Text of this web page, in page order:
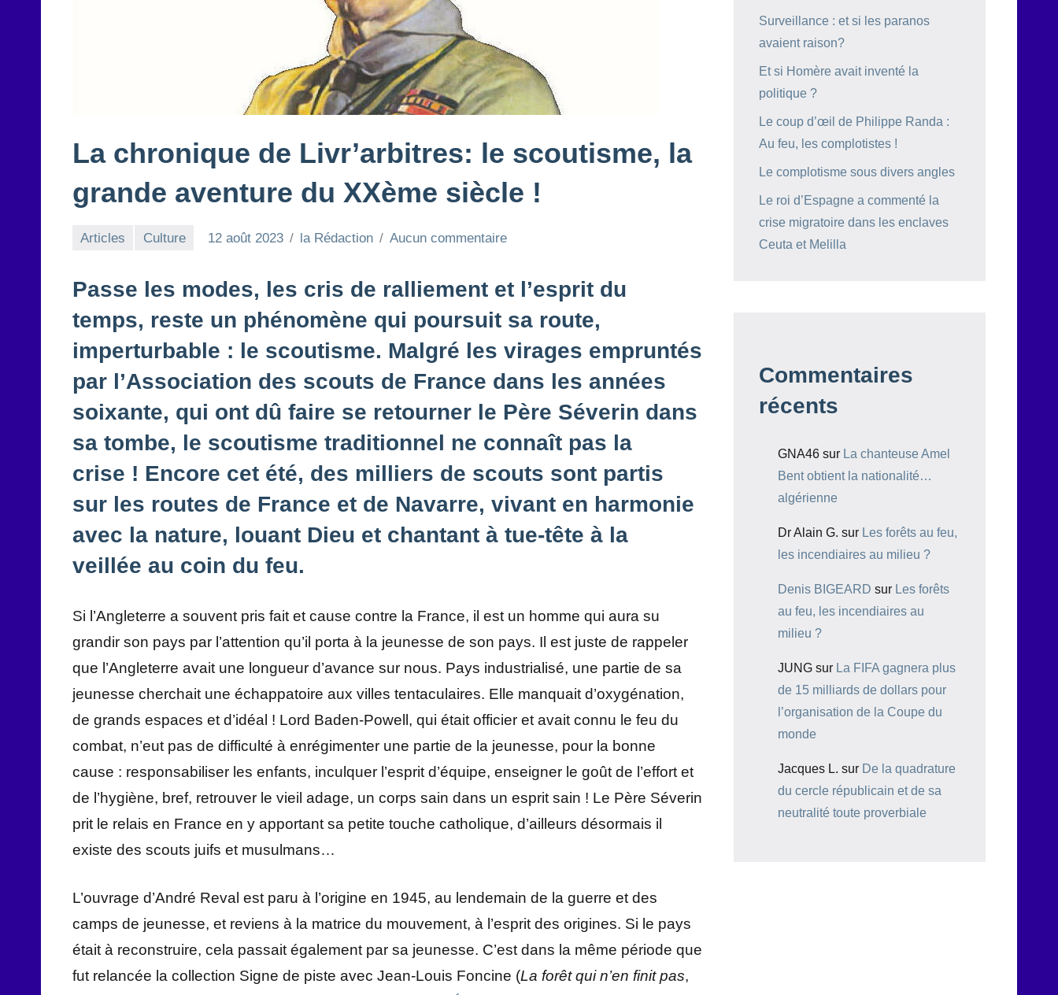
La chronique de Livr’arbitres: le scoutisme, la
grande aventure du XXème siècle !
Articles Culture 12 août 2023 la Rédaction Aucun commentaire
Passe les modes, les cris de ralliement et l’esprit du
temps, reste un phénomène qui poursuit sa route,
imperturbable : le scoutisme. Malgré les virages empruntés
par l’Association des scouts de France dans les années
soixante, qui ont dû faire se retourner le Père Séverin dans
sa tombe, le scoutisme traditionnel ne connaît pas la
crise ! Encore cet été, des milliers de scouts sont partis
sur les routes de France et de Navarre, vivant en harmonie
avec la nature, louant Dieu et chantant à tue-tête à la
veillée au coin du feu.
Si l’Angleterre a souvent pris fait et cause contre la France, il est un homme qui aura su
grandir son pays par l’attention qu’il porta à la jeunesse de son pays. Il est juste de rappeler
que l’Angleterre avait une longueur d’avance sur nous. Pays industrialisé, une partie de sa
jeunesse cherchait une échappatoire aux villes tentaculaires. Elle manquait d’oxygénation,
de grands espaces et d’idéal ! Lord Baden-Powell, qui était officier et avait connu le feu du
combat, n’eut pas de difficulté à enrégimenter une partie de la jeunesse, pour la bonne
cause : responsabiliser les enfants, inculquer l’esprit d’équipe, enseigner le goût de l’effort et
de l’hygiène, bref, retrouver le vieil adage, un corps sain dans un esprit sain ! Le Père Séverin
prit le relais en France en y apportant sa petite touche catholique, d’ailleurs désormais il
existe des scouts juifs et musulmans…
L’ouvrage d’André Reval est paru à l’origine en 1945, au lendemain de la guerre et des
camps de jeunesse, et reviens à la matrice du mouvement, à l’esprit des origines. Si le pays
était à reconstruire, cela passait également par sa jeunesse. C’est dans la même période que
fut relancée la collection Signe de piste avec Jean-Louis Foncine (La forêt qui n’en finit pas,
Surveillance : et si les paranos
avaient raison?
Et si Homère avait inventé la
politique ?
Le coup d’œil de Philippe Randa :
Au feu, les complotistes !
Le complotisme sous divers angles
Le roi d’Espagne a commenté la
crise migratoire dans les enclaves
Ceuta et Melilla
Commentaires
récents
GNA46 sur La chanteuse Amel
Bent obtient la nationalité…
algérienne
Dr Alain G. sur Les forêts au feu,
les incendiaires au milieu ?
Denis BIGEARD sur Les forêts
au feu, les incendiaires au
milieu ?
JUNG sur La FIFA gagnera plus
de 15 milliards de dollars pour
l’organisation de la Coupe du
monde
Jacques L. sur De la quadrature
du cercle républicain et de sa
neutralité toute proverbiale